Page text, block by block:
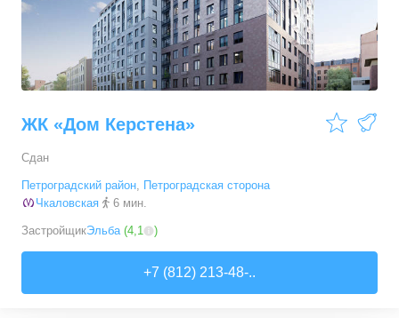
ЖК «Дом Керстена»
Сдан
Петроградский район, Петроградская сторона
Чкаловская
6 мин.
ЗастройщикЭльба (4,1 )
+7 (812) 213-48-..